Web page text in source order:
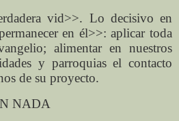
vid>>. Lo decisivo en
en él>>: aplicar toda
alimentar en nuestros
y parroquias el contacto
de su proyecto.
NADA